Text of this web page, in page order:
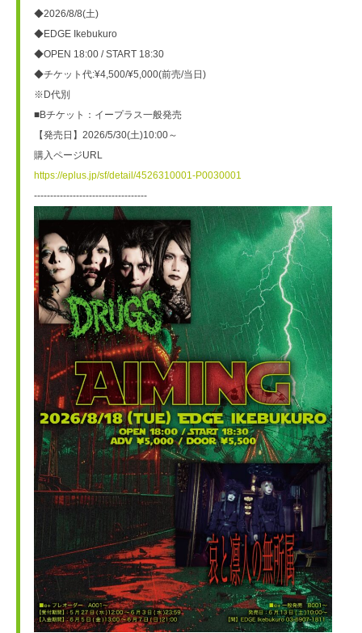
◆2026/8/8(土)
◆EDGE Ikebukuro
◆OPEN 18:00 / START 18:30
◆チケット代:¥4,500/¥5,000(前売/当日)
※D代別
■Bチケット：イープラス一般発売
【発売日】2026/5/30(土)10:00～
購入ページURL
https://eplus.jp/sf/detail/4526310001-P0030001
-----------------------------------